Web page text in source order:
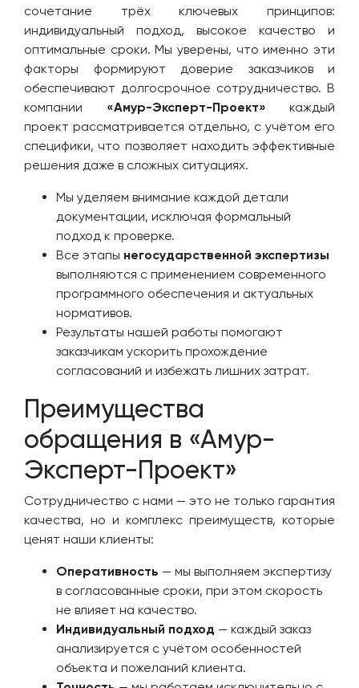
сочетание трёх ключевых принципов:
индивидуальный подход, высокое качество и
оптимальные сроки. Мы уверены, что именно эти
факторы формируют доверие заказчиков и
обеспечивают долгосрочное сотрудничество. В
компании «Амур-Эксперт-Проект» каждый
проект рассматривается отдельно, с учётом его
специфики, что позволяет находить эффективные
решения даже в сложных ситуациях.
Мы уделяем внимание каждой детали
документации, исключая формальный
подход к проверке.
Все этапы негосударственной экспертизы
выполняются с применением современного
программного обеспечения и актуальных
нормативов.
Результаты нашей работы помогают
заказчикам ускорить прохождение
согласований и избежать лишних затрат.
Преимущества
обращения в «Амур-
Эксперт-Проект»
Сотрудничество с нами — это не только гарантия
качества, но и комплекс преимуществ, которые
ценят наши клиенты:
Оперативность — мы выполняем экспертизу
в согласованные сроки, при этом скорость
не влияет на качество.
Индивидуальный подход — каждый заказ
анализируется с учётом особенностей
объекта и пожеланий клиента.